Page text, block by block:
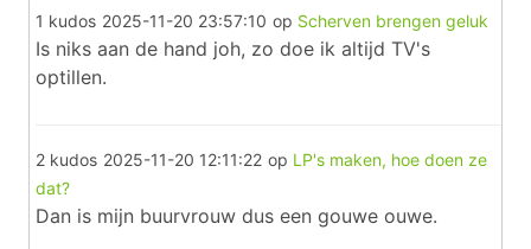
1 kudos 2025-11-20 23:57:10 op Scherven brengen geluk
Is niks aan de hand joh, zo doe ik altijd TV's
optillen.
2 kudos 2025-11-20 12:11:22 op LP's maken, hoe doen ze
dat?
Dan is mijn buurvrouw dus een gouwe ouwe.